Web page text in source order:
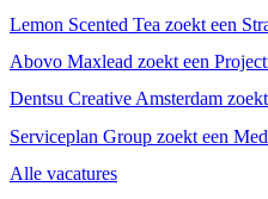
Lemon Scented Tea zoekt een
Abovo Maxlead zoekt een
Dentsu Creative Amsterdam
Serviceplan Group zoekt een
Alle vacatures